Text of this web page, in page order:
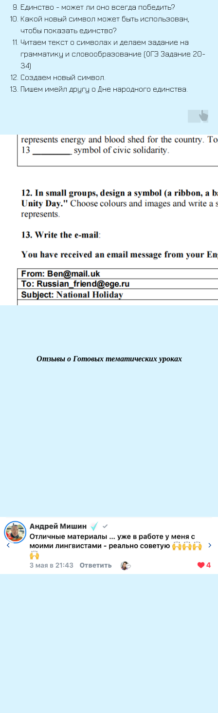
Единство - может ли оно всегда победить?
Какой новый символ может быть использован,
чтобы показать единство?
Читаем текст о символах и делаем задание на
грамматику и словообразование (ОГЭ Задание 20-
34)
Создаем новый символ.
Пишем имейл другу о Дне народного единства.
Отзывы о Готовых тематических уроках